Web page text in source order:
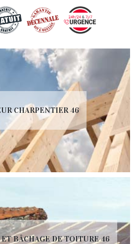
CHARPENTIER 46
BÂCHAGE DE TOITURE 46